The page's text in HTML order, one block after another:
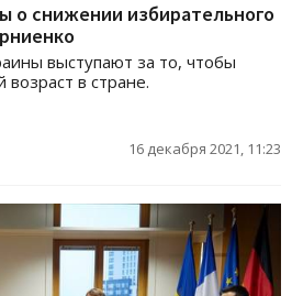
о снижении избирательного
выступают за то, чтобы
в стране.
16 декабря 2021, 11:23